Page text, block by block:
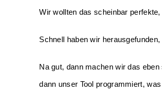
Wir wollten das scheinbar
Schnell haben wir
Na gut, dann machen wir das
dann unser Tool programmiert,